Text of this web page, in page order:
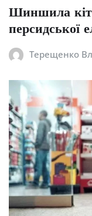
Шиншила кіт:
персидської
Терещенко